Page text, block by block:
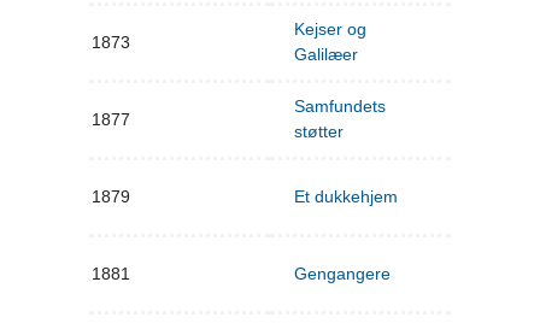
1873
Kejser og
Galilæer
1877
Samfundets
støtter
1879 Et dukkehjem
1881 Gengangere